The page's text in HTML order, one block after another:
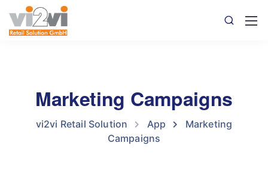
Marketing Campaigns
vi2vi Retail Solution App
Marketing
Campaigns